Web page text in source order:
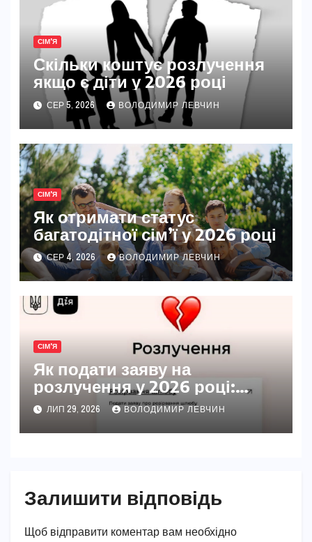
СІМ'Я
Скільки коштує розлучення
якщо є діти у 2026 році
СЕР 5, 2026 ВОЛОДИМИР ЛЕВЧИН
СІМ'Я
Як отримати статус
багатодітної сім’ї у 2026 році
СЕР 4, 2026 ВОЛОДИМИР ЛЕВЧИН
СІМ'Я
Як подати заяву на
розлучення у 2026 році:
повний покроковий гайд
ЛИП 29, 2026 ВОЛОДИМИР ЛЕВЧИН
Залишити відповідь
Щоб відправити коментар вам необхідно